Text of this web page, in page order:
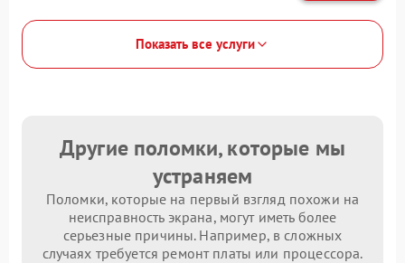
Показать все услуги
Другие поломки, которые мы
устраняем
Поломки, которые на первый взгляд похожи на
неисправность экрана, могут иметь более
серьезные причины. Например, в сложных
случаях требуется ремонт платы или процессора.